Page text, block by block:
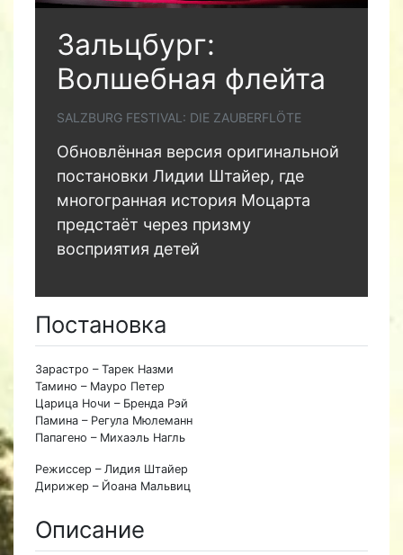
Зальцбург:
Волшебная флейта
SALZBURG FESTIVAL: DIE ZAUBERFLÖTE
Обновлённая версия оригинальной
постановки Лидии Штайер, где
многогранная история Моцарта
предстаёт через призму
восприятия детей
Постановка
Зарастро – Тарек Назми
Тамино – Мауро Петер
Царица Ночи – Бренда Рэй
Памина – Регула Мюлеманн
Папагено – Михаэль Нагль
Режиссер – Лидия Штайер
Дирижер – Йоана Мальвиц
Описание